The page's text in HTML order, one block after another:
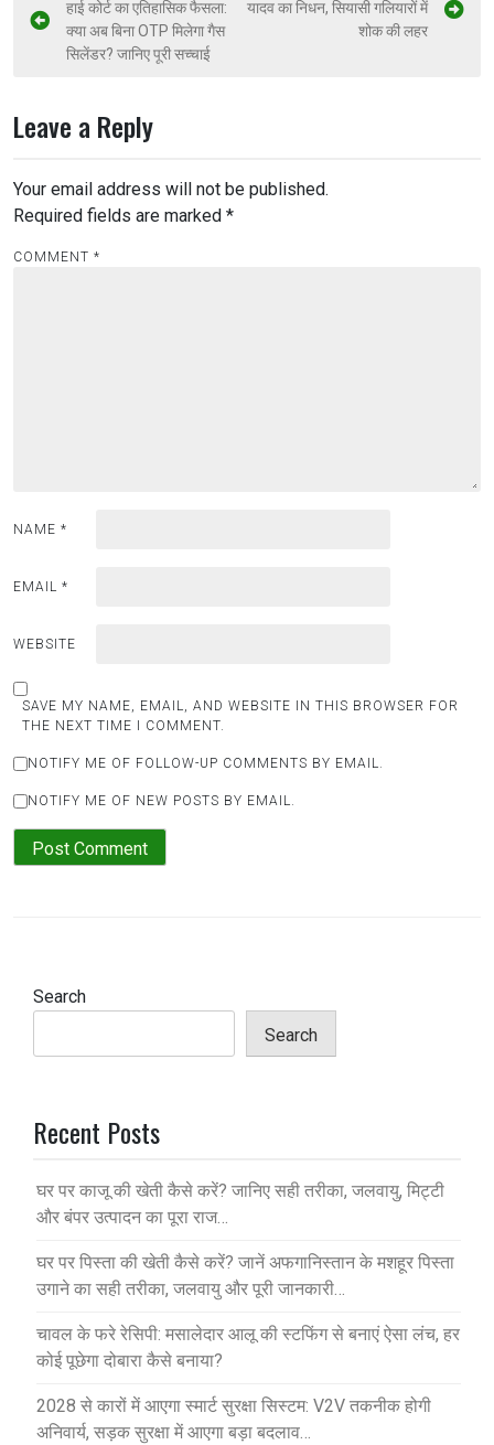
हाई कोर्ट का एतिहासिक फैसला:
क्या अब बिना OTP मिलेगा गैस
सिलेंडर? जानिए पूरी सच्चाई
यादव का निधन, सियासी गलियारों में
शोक की लहर
Leave a Reply
Your email address will not be published.
Required fields are marked *
COMMENT *
NAME *
EMAIL *
WEBSITE
SAVE MY NAME, EMAIL, AND WEBSITE IN THIS BROWSER FOR
THE NEXT TIME I COMMENT.
NOTIFY ME OF FOLLOW-UP COMMENTS BY EMAIL.
NOTIFY ME OF NEW POSTS BY EMAIL.
Search
Search
Recent Posts
घर पर काजू की खेती कैसे करें? जानिए सही तरीका, जलवायु, मिट्टी
और बंपर उत्पादन का पूरा राज…
घर पर पिस्ता की खेती कैसे करें? जानें अफगानिस्तान के मशहूर पिस्ता
उगाने का सही तरीका, जलवायु और पूरी जानकारी…
चावल के फरे रेसिपी: मसालेदार आलू की स्टफिंग से बनाएं ऐसा लंच, हर
कोई पूछेगा दोबारा कैसे बनाया?
2028 से कारों में आएगा स्मार्ट सुरक्षा सिस्टम: V2V तकनीक होगी
अनिवार्य, सड़क सुरक्षा में आएगा बड़ा बदलाव…